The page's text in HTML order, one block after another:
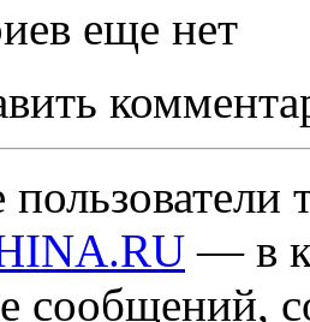
еще нет
— в
сообщений,